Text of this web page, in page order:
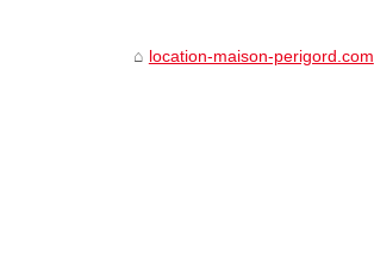
location-maison-perigord.com